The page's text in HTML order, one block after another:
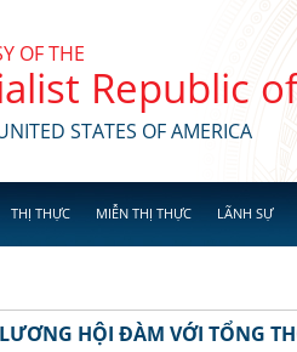
OF THE
Republic
STATES OF AMERICA
THỊ THỰC MIỄN THỊ THỰC LÃNH SỰ
HỘI ĐÀM VỚI TỔNG